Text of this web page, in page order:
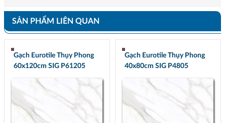
SẢN PHẨM LIÊN QUAN
Gạch Eurotile Thụy Phong
60x120cm SIG P61205
Gạch Eurotile Thụy Phong
40x80cm SIG P4805